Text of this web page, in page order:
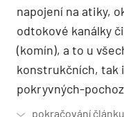
napojení na atiky,
odtokové kanálky
(komín), a to u
konstrukčních, tak
pokryvných-